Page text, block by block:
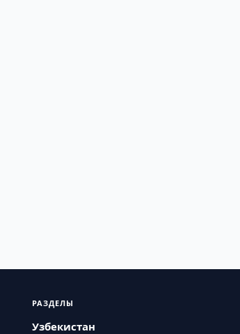
РАЗДЕЛЫ
Узбекистан